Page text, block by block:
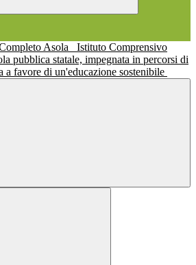
Istituto Comprensivo
pubblica statale, impegnata in percorsi di
a favore di un'educazione sostenibile